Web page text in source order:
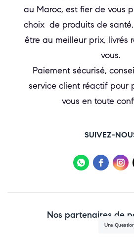
au Maroc, est fier de vous
choix de produits de
être au meilleur prix, livrés
vous.
Paiement sécurisé,
service client réactif pour
vous en toute
SUIVEZ-
Nos partenaires de
Une